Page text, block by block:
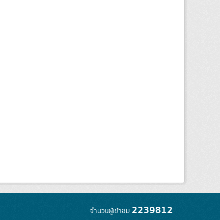
จำนวนผู้เข้าชม 2239812